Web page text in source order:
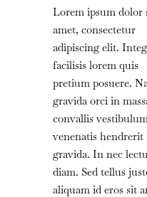
Lorem ipsum dolor
amet, consectetur
adipiscing elit.
facilisis lorem quis
pretium posuere.
gravida orci in
convallis
venenatis hendrerit
gravida. In nec
diam. Sed tellus
aliquam id eros sit